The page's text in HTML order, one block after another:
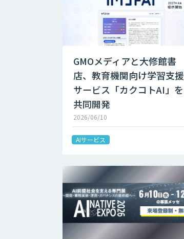
GMOメディアと大修館書
店、教育機関向け学習支援
サービス「カクコトAI」を
共同開発
2026/06/10
AIサービス